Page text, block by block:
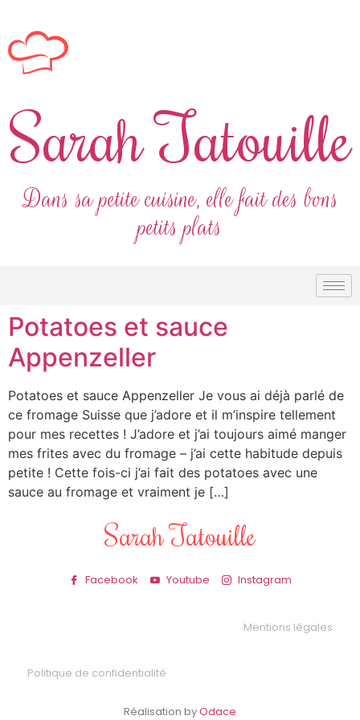
Sarah Tatouille
Dans sa petite cuisine, elle fait des bons
petits plats
Potatoes et sauce
Appenzeller
Potatoes et sauce Appenzeller Je vous ai déjà parlé de
ce fromage Suisse que j’adore et il m’inspire tellement
pour mes recettes ! J’adore et j’ai toujours aimé manger
mes frites avec du fromage – j’ai cette habitude depuis
petite ! Cette fois-ci j’ai fait des potatoes avec une
sauce au fromage et vraiment je […]
Sarah Tatouille
Facebook Youtube Instagram
Mentions légales
Politique de confidentialité
Réalisation byOdace